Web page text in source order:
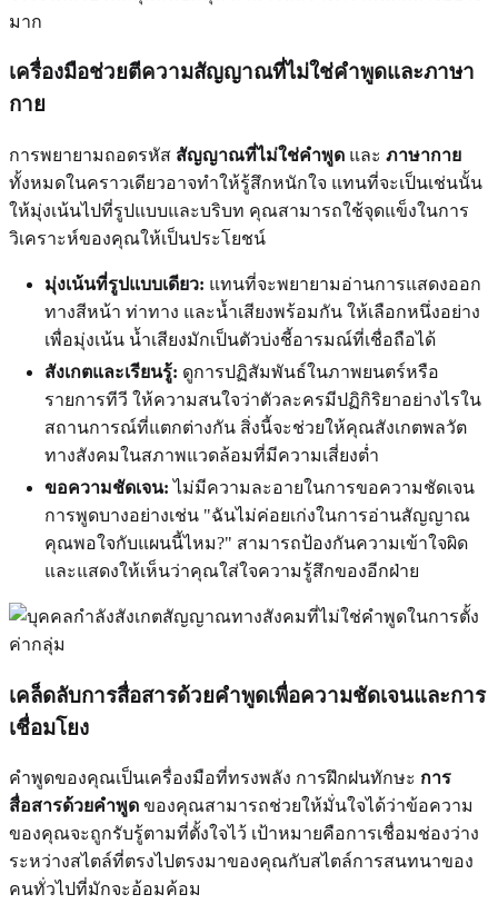
มาก
เครื่องมือช่วยตีความสัญญาณที่ไม่ใช่คำพูดและภาษา
กาย
การพยายามถอดรหัส สัญญาณที่ไม่ใช่คำพูด และ ภาษากาย
ทั้งหมดในคราวเดียวอาจทำให้รู้สึกหนักใจ แทนที่จะเป็นเช่นนั้น
ให้มุ่งเน้นไปที่รูปแบบและบริบท คุณสามารถใช้จุดแข็งในการ
วิเคราะห์ของคุณให้เป็นประโยชน์
มุ่งเน้นที่รูปแบบเดียว: แทนที่จะพยายามอ่านการแสดงออก
ทางสีหน้า ท่าทาง และน้ำเสียงพร้อมกัน ให้เลือกหนึ่งอย่าง
เพื่อมุ่งเน้น น้ำเสียงมักเป็นตัวบ่งชี้อารมณ์ที่เชื่อถือได้
สังเกตและเรียนรู้: ดูการปฏิสัมพันธ์ในภาพยนตร์หรือ
รายการทีวี ให้ความสนใจว่าตัวละครมีปฏิกิริยาอย่างไรใน
สถานการณ์ที่แตกต่างกัน สิ่งนี้จะช่วยให้คุณสังเกตพลวัต
ทางสังคมในสภาพแวดล้อมที่มีความเสี่ยงต่ำ
ขอความชัดเจน: ไม่มีความละอายในการขอความชัดเจน
การพูดบางอย่างเช่น "ฉันไม่ค่อยเก่งในการอ่านสัญญาณ
คุณพอใจกับแผนนี้ไหม?" สามารถป้องกันความเข้าใจผิด
และแสดงให้เห็นว่าคุณใส่ใจความรู้สึกของอีกฝ่าย
เคล็ดลับการสื่อสารด้วยคำพูดเพื่อความชัดเจนและการ
เชื่อมโยง
คำพูดของคุณเป็นเครื่องมือที่ทรงพลัง การฝึกฝนทักษะ การ
สื่อสารด้วยคำพูด ของคุณสามารถช่วยให้มั่นใจได้ว่าข้อความ
ของคุณจะถูกรับรู้ตามที่ตั้งใจไว้ เป้าหมายคือการเชื่อมช่องว่าง
ระหว่างสไตล์ที่ตรงไปตรงมาของคุณกับสไตล์การสนทนาของ
คนทั่วไปที่มักจะอ้อมค้อม